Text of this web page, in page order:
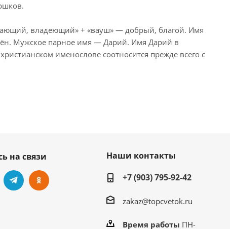
владеющий» + «вауш» — добрый, благой. Имя
Мужское парное имя — Дарий. Имя Дарий в
именослове соотносится прежде всего с
на связи
Наши контакты
+7 (903) 795-92-42
zakaz@topcvetok.ru
Время работы ПН-